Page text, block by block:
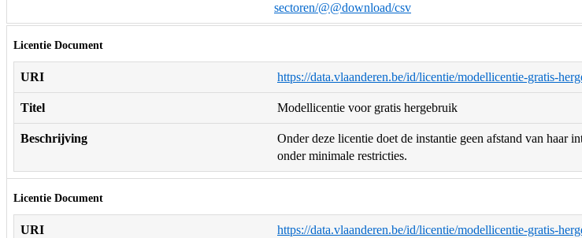
sectoren/@@download/csv
Licentie Document
URI https://data.vlaanderen.be/id/licentie/modellicentie-gratis-
Titel Modellicentie voor gratis hergebruik
Beschrijving
Onder deze licentie doet de instantie geen afstand van haar
onder minimale restricties.
Licentie Document
URI https://data.vlaanderen.be/id/licentie/modellicentie-gratis-